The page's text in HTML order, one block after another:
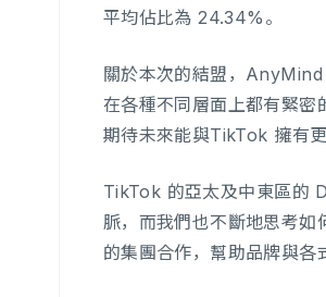
平均佔比為 24.34%。
關於本次的結盟，
在各種不同層面上都有緊密
期待未來能與TikTok 擁有
TikTok 的亞太及中東區的
脈，而我們也不斷地思考如
的集團合作，幫助品牌與各